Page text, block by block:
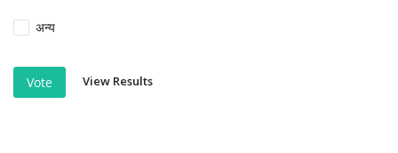
अन्य
Vote View Results